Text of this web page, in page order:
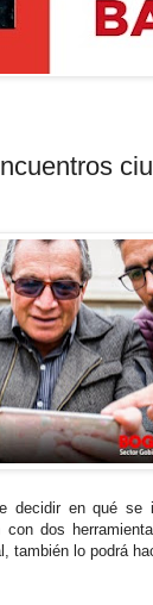
decidir en qué se
dos
también lo podrá